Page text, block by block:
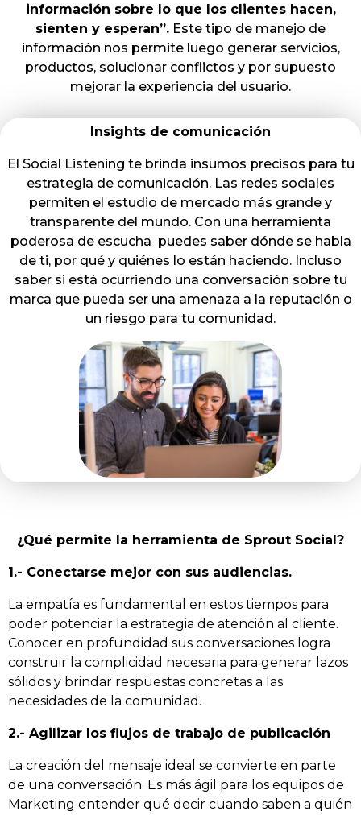
información sobre lo que los clientes hacen,
sienten y esperan”. Este tipo de manejo de
información nos permite luego generar servicios,
productos, solucionar conflictos y por supuesto
mejorar la experiencia del usuario.
Insights de comunicación
El Social Listening te brinda insumos precisos para tu
estrategia de comunicación. Las redes sociales
permiten el estudio de mercado más grande y
transparente del mundo. Con una herramienta
poderosa de escucha puedes saber dónde se habla
de ti, por qué y quiénes lo están haciendo. Incluso
saber si está ocurriendo una conversación sobre tu
marca que pueda ser una amenaza a la reputación o
un riesgo para tu comunidad.
¿Qué permite la herramienta de Sprout Social?
1.- Conectarse mejor con sus audiencias.
La empatía es fundamental en estos tiempos para
poder potenciar la estrategia de atención al cliente.
Conocer en profundidad sus conversaciones logra
construir la complicidad necesaria para generar lazos
sólidos y brindar respuestas concretas a las
necesidades de la comunidad.
2.- Agilizar los flujos de trabajo de publicación
La creación del mensaje ideal se convierte en parte
de una conversación. Es más ágil para los equipos de
Marketing entender qué decir cuando saben a quién